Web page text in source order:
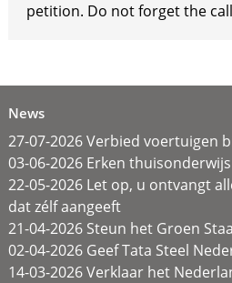
petition. Do not forget the
News
27-07-2026 Verbied voertuigen
03-06-2026 Erken
22-05-2026 Let op, u ontvangt
dat zélf aangeeft
21-04-2026 Steun het Groen
02-04-2026 Geef Tata Steel
14-03-2026 Verklaar het